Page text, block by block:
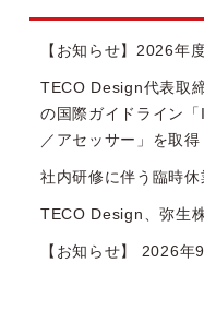
【お知らせ】2026年
TECO Design代表取
の国際ガイドライン
／アセッサー」を取得
社内研修に伴う臨時
TECO Design、弥生
【お知らせ】 2026